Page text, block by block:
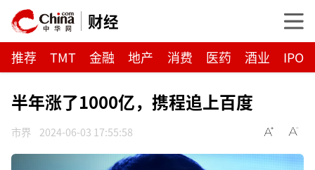
财经
推荐 TMT 金融 地产 消费 医药 酒业 IPO
半年涨了1000亿，携程追上百度
市界 2024-06-03 17:55:58